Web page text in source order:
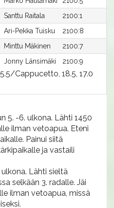
Santtu Raitala 2100:1
Ari-Pekka Tuisku 2100:8
Minttu Mäkinen 2100:7
Jonny Länsimäki 2100:9
Cappucetto, 18.5, 17.0
5. -6. ulkona. Lähti 1450
ilman vetoapua. Eteni
Painui siitä
ja vastaili
ulkona. Lähti sieltä
selkään 3. radalle. Jäi
ilman vetoapua, missä